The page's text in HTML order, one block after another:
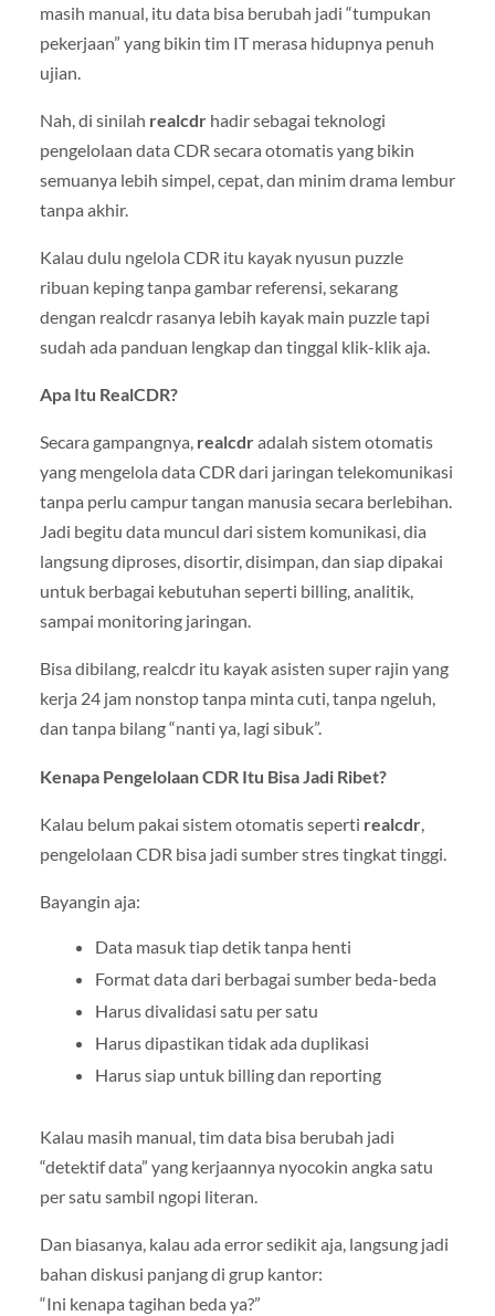
masih manual, itu data bisa berubah jadi “tumpukan
pekerjaan” yang bikin tim IT merasa hidupnya penuh
ujian.
Nah, di sinilah realcdrhadir sebagai teknologi
pengelolaan data CDR secara otomatis yang bikin
semuanya lebih simpel, cepat, dan minim drama lembur
tanpa akhir.
Kalau dulu ngelola CDR itu kayak nyusun puzzle
ribuan keping tanpa gambar referensi, sekarang
dengan realcdr rasanya lebih kayak main puzzle tapi
sudah ada panduan lengkap dan tinggal klik-klik aja.
Apa Itu RealCDR?
Secara gampangnya, realcdradalah sistem otomatis
yang mengelola data CDR dari jaringan telekomunikasi
tanpa perlu campur tangan manusia secara berlebihan.
Jadi begitu data muncul dari sistem komunikasi, dia
langsung diproses, disortir, disimpan, dan siap dipakai
untuk berbagai kebutuhan seperti billing, analitik,
sampai monitoring jaringan.
Bisa dibilang, realcdr itu kayak asisten super rajin yang
kerja 24 jam nonstop tanpa minta cuti, tanpa ngeluh,
dan tanpa bilang “nanti ya, lagi sibuk”.
Kenapa Pengelolaan CDR Itu Bisa Jadi Ribet?
Kalau belum pakai sistem otomatis seperti realcdr,
pengelolaan CDR bisa jadi sumber stres tingkat tinggi.
Bayangin aja:
Data masuk tiap detik tanpa henti
Format data dari berbagai sumber beda-beda
Harus divalidasi satu per satu
Harus dipastikan tidak ada duplikasi
Harus siap untuk billing dan reporting
Kalau masih manual, tim data bisa berubah jadi
“detektif data” yang kerjaannya nyocokin angka satu
per satu sambil ngopi literan.
Dan biasanya, kalau ada error sedikit aja, langsung jadi
bahan diskusi panjang di grup kantor:
“Ini kenapa tagihan beda ya?”